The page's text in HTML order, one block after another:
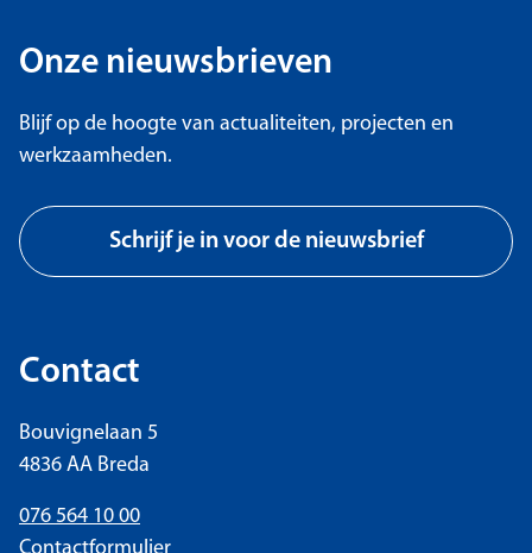
Onze nieuwsbrieven
Blijf op de hoogte van actualiteiten, projecten en
werkzaamheden.
Schrijf je in voor de nieuwsbrief
Contact
Bouvignelaan 5
4836 AA Breda
076 564 10 00